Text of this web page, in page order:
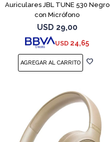
Auriculares JBL TUNE 530 Negro
con Micrófono
USD 29,00
USD 24,65